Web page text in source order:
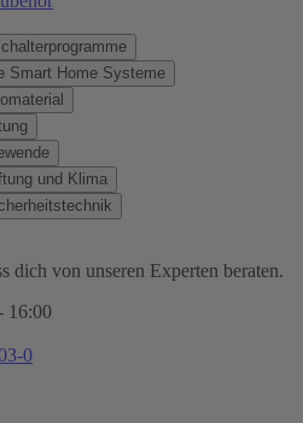
Smart Home Systeme
und Klima
dich von unseren Experten beraten.
16:00
0